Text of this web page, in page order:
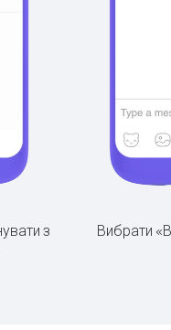
з
Вибрати